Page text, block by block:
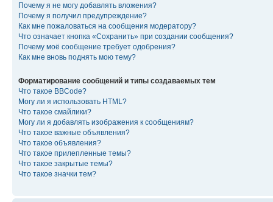
Почему я не могу добавлять вложения?
Почему я получил предупреждение?
Как мне пожаловаться на сообщения модератору?
Что означает кнопка «Сохранить» при создании сообщения?
Почему моё сообщение требует одобрения?
Как мне вновь поднять мою тему?
Форматирование сообщений и типы создаваемых тем
Что такое BBCode?
Могу ли я использовать HTML?
Что такое смайлики?
Могу ли я добавлять изображения к сообщениям?
Что такое важные объявления?
Что такое объявления?
Что такое прилепленные темы?
Что такое закрытые темы?
Что такое значки тем?